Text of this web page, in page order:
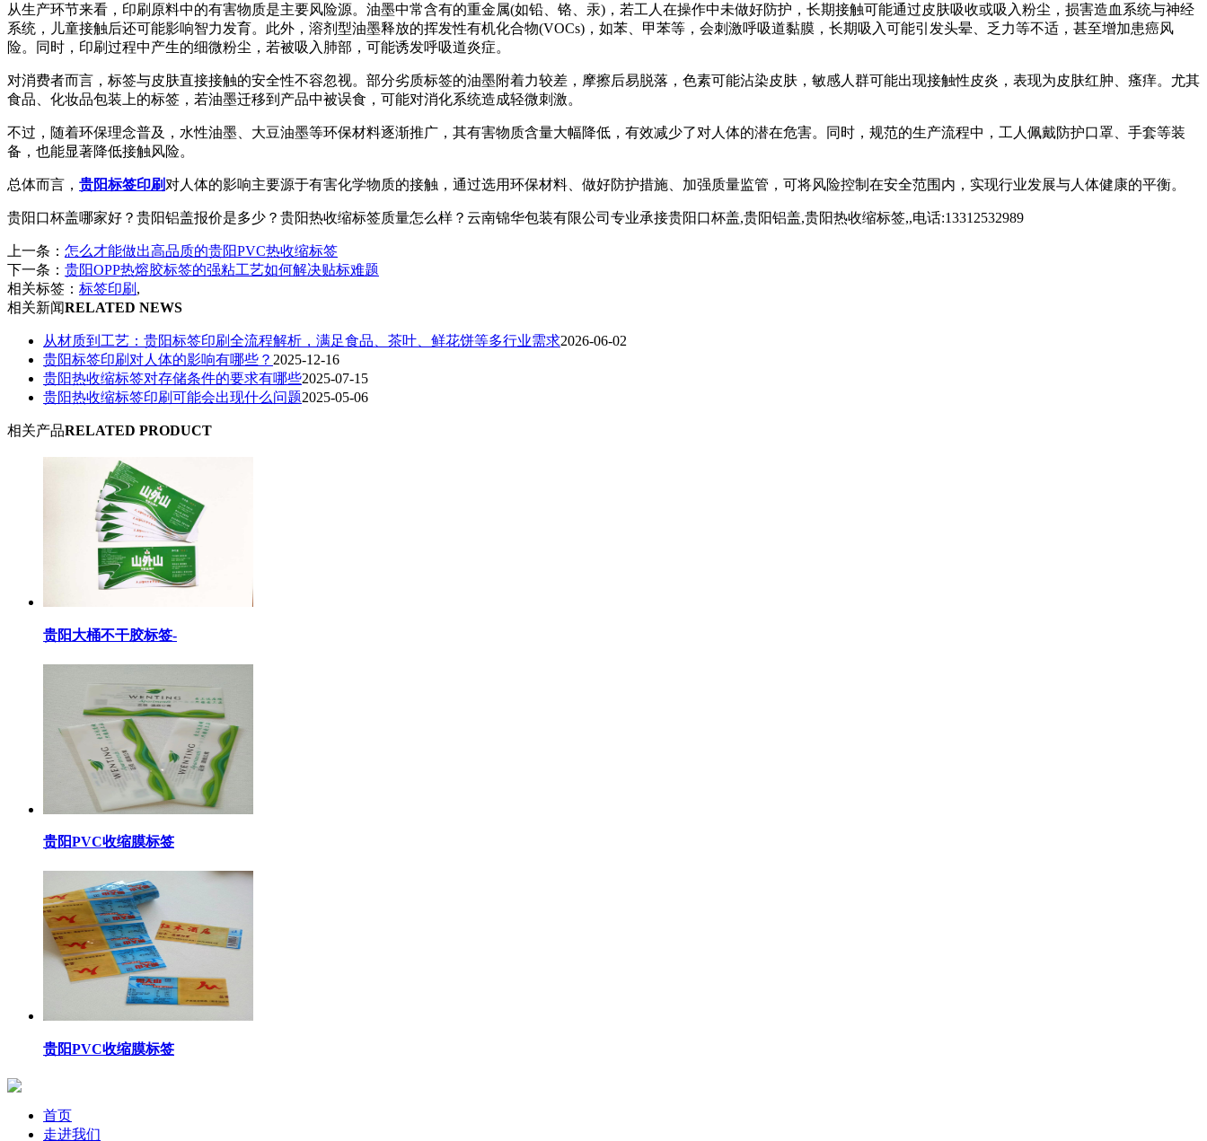
从生产环节来看，印刷原料中的有害物质是主要风险源。油墨中常含有的重金属(如铅、铬、汞)，若工人在操作中未做好防护，长期接触可能通过皮肤吸收或吸入粉尘，损害造血系统与神经
系统，儿童接触后还可能影响智力发育。此外，溶剂型油墨释放的挥发性有机化合物(VOCs)，如苯、甲苯等，会刺激呼吸道黏膜，长期吸入可能引发头晕、乏力等不适，甚至增加患癌风
险。同时，印刷过程中产生的细微粉尘，若被吸入肺部，可能诱发呼吸道炎症。
对消费者而言，标签与皮肤直接接触的安全性不容忽视。部分劣质标签的油墨附着力较差，摩擦后易脱落，色素可能沾染皮肤，敏感人群可能出现接触性皮炎，表现为皮肤红肿、瘙痒。尤其
食品、化妆品包装上的标签，若油墨迁移到产品中被误食，可能对消化系统造成轻微刺激。
不过，随着环保理念普及，水性油墨、大豆油墨等环保材料逐渐推广，其有害物质含量大幅降低，有效减少了对人体的潜在危害。同时，规范的生产流程中，工人佩戴防护口罩、手套等装
备，也能显著降低接触风险。
总体而言， 贵阳标签印刷 对人体的影响主要源于有害化学物质的接触，通过选用环保材料、做好防护措施、加强质量监管，可将风险控制在安全范围内，实现行业发展与人体健康的平衡。
贵阳口杯盖哪家好？贵阳铝盖报价是多少？贵阳热收缩标签质量怎么样？云南锦华包装有限公司专业承接贵阳口杯盖,贵阳铝盖,贵阳热收缩标签,,电话:13312532989
上一条： 怎么才能做出高品质的贵阳PVC热收缩标签
下一条： 贵阳OPP热熔胶标签的强粘工艺如何解决贴标难题
相关标签： 标签印刷 ,
相关新闻RELATED NEWS
从材质到工艺：贵阳标签印刷全流程解析，满足食品、茶叶、鲜花饼等多行业需求2026-06-02
贵阳标签印刷对人体的影响有哪些？ 2025-12-16
贵阳热收缩标签对存储条件的要求有哪些2025-07-15
贵阳热收缩标签印刷可能会出现什么问题2025-05-06
相关产品RELATED PRODUCT
贵阳大桶不干胶标签-
贵阳PVC收缩膜标签
贵阳PVC收缩膜标签
首页
走进我们